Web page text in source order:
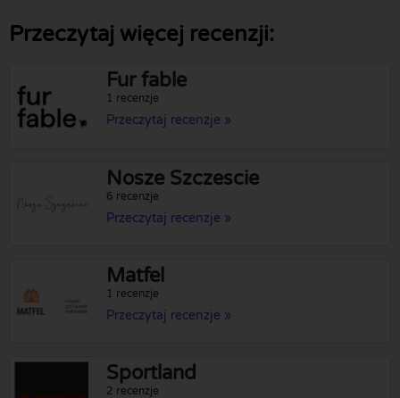
Przeczytaj więcej recenzji:
Fur fable
1 recenzje
Przeczytaj recenzje »
Nosze Szczescie
6 recenzje
Przeczytaj recenzje »
Matfel
1 recenzje
Przeczytaj recenzje »
Sportland
2 recenzje